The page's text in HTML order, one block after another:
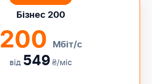
Бізнес 200
200 Мбіт/с
від 549 ₴/міс